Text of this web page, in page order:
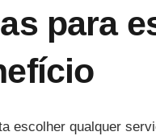
para
escolher qualquer